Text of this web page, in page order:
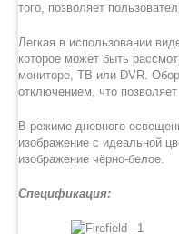
того, позволяет
Легкая в использовании
которое может быть
мониторе, ТВ или DVR.
отключением, что
В режиме дневного
изображение с идеальной
изображение чёрно-белое.
Спецификация: